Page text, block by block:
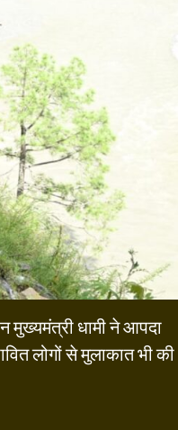
मुख्यमंत्री धामी ने आपदा
लोगों से मुलाकात भी की